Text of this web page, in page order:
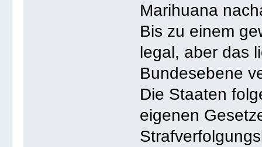
Marihuana
Bis zu einem
legal, aber das
Bundesebene
Die Staaten
eigenen